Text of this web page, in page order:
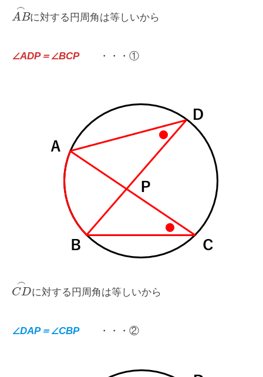
AB
⌢
に対する円周角は等しいから
∠ADP＝∠BCP・・・①
CD
⌢
に対する円周角は等しいから
∠DAP＝∠CBP・・・②